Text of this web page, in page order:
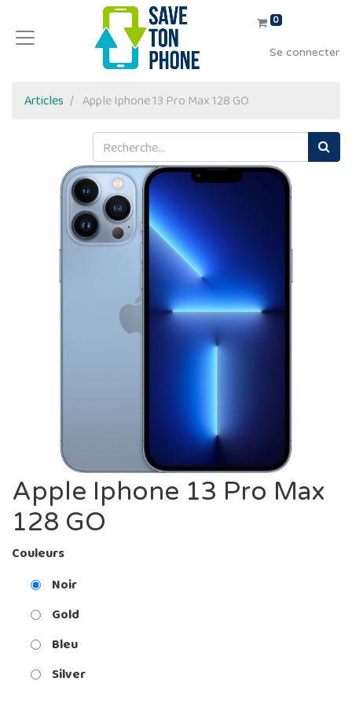
0
Se connecter
Articles Apple Iphone 13 Pro Max 128 GO
Apple Iphone 13 Pro Max
128 GO
Couleurs
Noir
Gold
Bleu
Silver